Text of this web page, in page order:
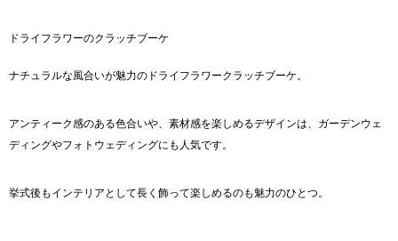
ドライフラワーのクラッチブーケ
ナチュラルな風合いが魅力のドライフラワークラッチブーケ。
アンティーク感のある色合いや、素材感を楽しめるデザインは、ガーデンウェ
ディングやフォトウェディングにも人気です。
挙式後もインテリアとして長く飾って楽しめるのも魅力のひとつ。